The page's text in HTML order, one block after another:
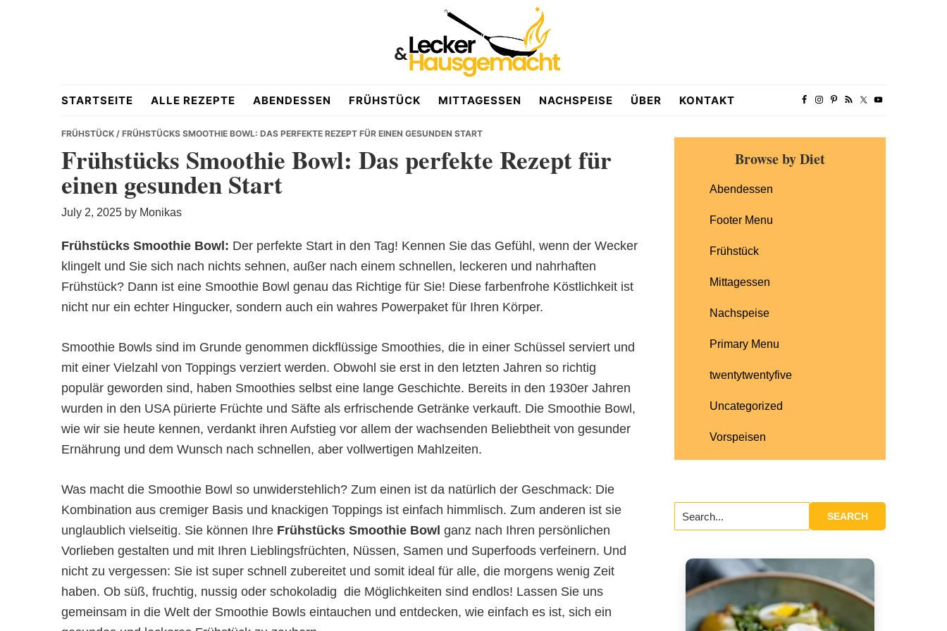
Hausgemacht
&
Lecker
STARTSEITE ALLE REZEPTE ABENDESSEN FRÜHSTÜCK MITTAGESSEN NACHSPEISE ÜBER KONTAKT
FRÜHSTÜCK / FRÜHSTÜCKS SMOOTHIE BOWL: DAS PERFEKTE REZEPT FÜR EINEN GESUNDEN START
Frühstücks Smoothie Bowl: Das perfekte Rezept für
einen gesunden Start
July 2, 2025 by Monikas
Frühstücks Smoothie Bowl: Der perfekte Start in den Tag! Kennen Sie das Gefühl, wenn der Wecker
klingelt und Sie sich nach nichts sehnen, außer nach einem schnellen, leckeren und nahrhaften
Frühstück? Dann ist eine Smoothie Bowl genau das Richtige für Sie! Diese farbenfrohe Köstlichkeit ist
nicht nur ein echter Hingucker, sondern auch ein wahres Powerpaket für Ihren Körper.
Smoothie Bowls sind im Grunde genommen dickflüssige Smoothies, die in einer Schüssel serviert und
mit einer Vielzahl von Toppings verziert werden. Obwohl sie erst in den letzten Jahren so richtig
populär geworden sind, haben Smoothies selbst eine lange Geschichte. Bereits in den 1930er Jahren
wurden in den USA pürierte Früchte und Säfte als erfrischende Getränke verkauft. Die Smoothie Bowl,
wie wir sie heute kennen, verdankt ihren Aufstieg vor allem der wachsenden Beliebtheit von gesunder
Ernährung und dem Wunsch nach schnellen, aber vollwertigen Mahlzeiten.
Was macht die Smoothie Bowl so unwiderstehlich? Zum einen ist da natürlich der Geschmack: Die
Kombination aus cremiger Basis und knackigen Toppings ist einfach himmlisch. Zum anderen ist sie
unglaublich vielseitig. Sie können Ihre Frühstücks Smoothie Bowl ganz nach Ihren persönlichen
Vorlieben gestalten und mit Ihren Lieblingsfrüchten, Nüssen, Samen und Superfoods verfeinern. Und
nicht zu vergessen: Sie ist super schnell zubereitet und somit ideal für alle, die morgens wenig Zeit
haben. Ob süß, fruchtig, nussig oder schokoladig  die Möglichkeiten sind endlos! Lassen Sie uns
gemeinsam in die Welt der Smoothie Bowls eintauchen und entdecken, wie einfach es ist, sich ein
Primary
SidebarBrowse by Diet
Abendessen
Footer Menu
Frühstück
Mittagessen
Nachspeise
Primary Menu
twentytwentyfive
Uncategorized
Vorspeisen